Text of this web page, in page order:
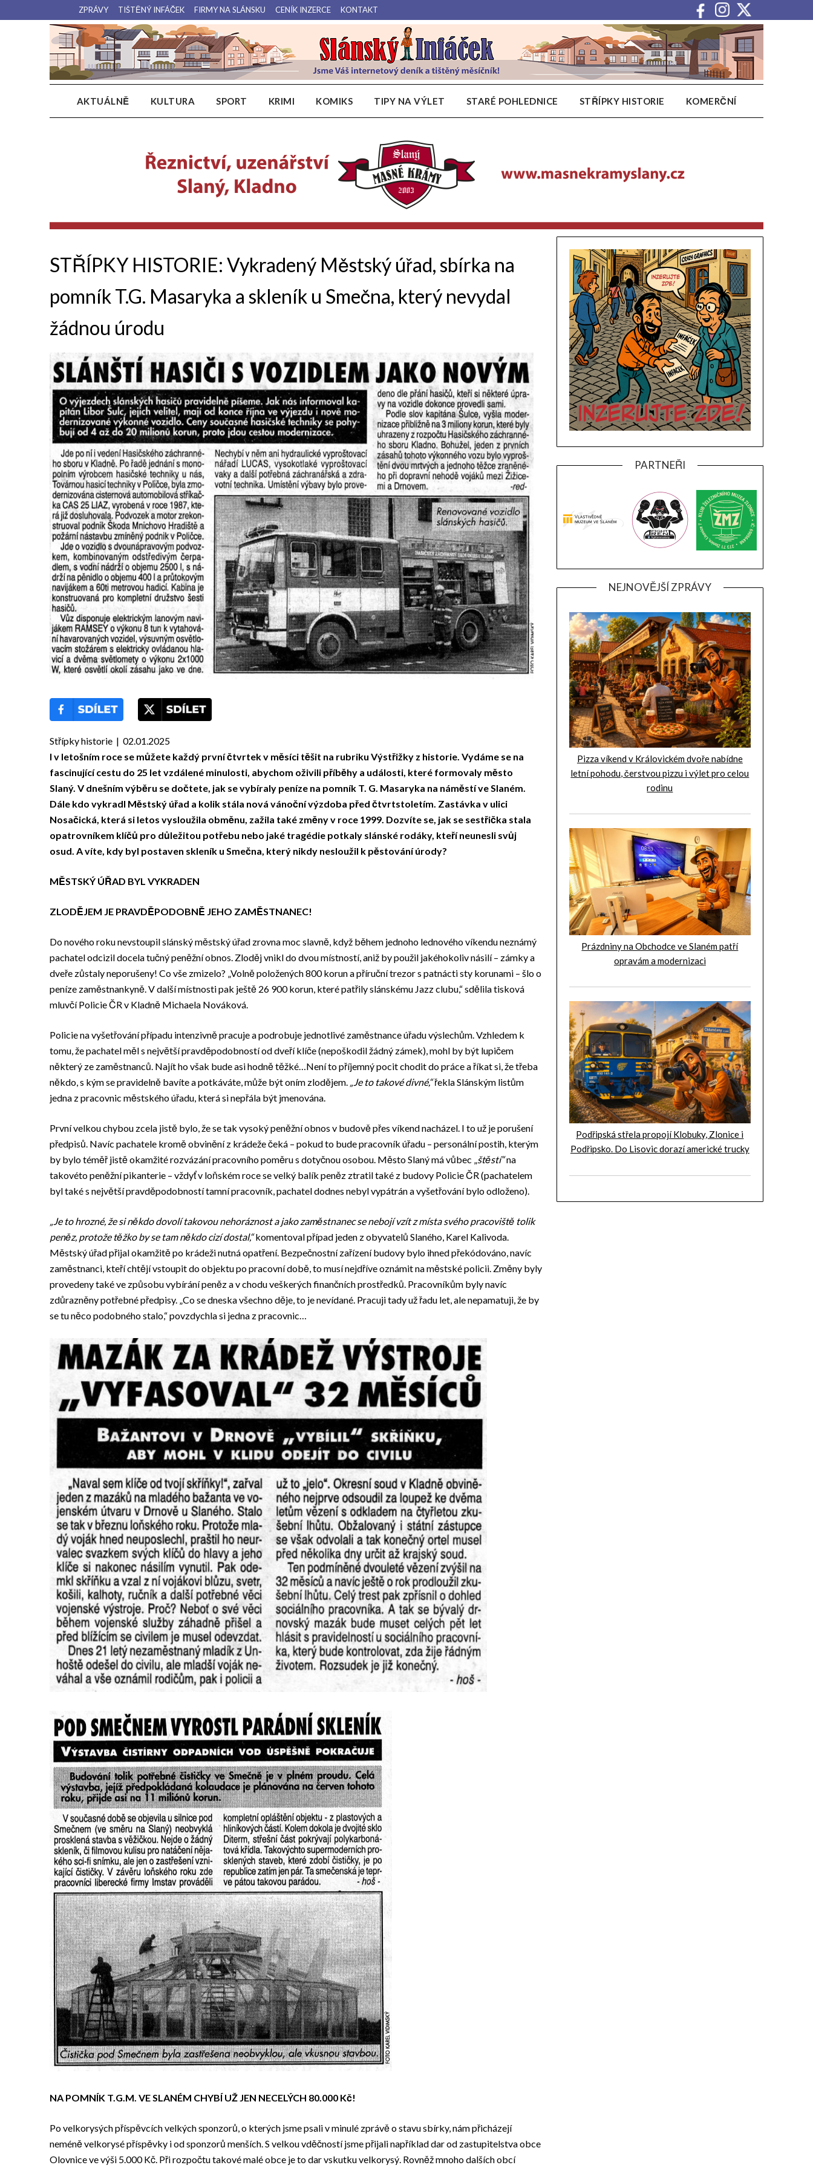
na
ZPRÁVY TIŠTĚNÝ INFÁČEK FIRMY NA SLÁNSKU CENÍK INZERCE KONTAKT
Slánský Infáček
Váš internetový deník a tištěný měsíčník pro Slánsko, Kladensko a Lounsko.
AKTUÁLNĚ KULTURA SPORT KRIMI KOMIKS TIPY NA VÝLET STARÉ POHLEDNICE STŘÍPKY HISTORIE KOMERČNÍ
STŘÍPKY HISTORIE: Vykradený Městský úřad, sbírka na
pomník T.G. Masaryka a skleník u Smečna, který nevydal
žádnou úrodu
Střípky historie | 02.01.2025
I v letošním roce se můžete každý první čtvrtek v měsíci těšit na rubriku Výstřižky z historie. Vydáme se na
fascinující cestu do 25 let vzdálené minulosti, abychom oživili příběhy a události, které formovaly město
Slaný. V dnešním výběru se dočtete, jak se vybíraly peníze na pomník T. G. Masaryka na náměstí ve Slaném.
Dále kdo vykradl Městský úřad a kolik stála nová vánoční výzdoba před čtvrtstoletím. Zastávka v ulici
Nosačická, která si letos vysloužila obměnu, zažila také změny v roce 1999. Dozvíte se, jak se sestřička stala
opatrovníkem klíčů pro důležitou potřebu nebo jaké tragédie potkaly slánské rodáky, kteří neunesli svůj
osud. A víte, kdy byl postaven skleník u Smečna, který nikdy nesloužil k pěstování úrody?
MĚSTSKÝ ÚŘAD BYL VYKRADEN
ZLODĚJEM JE PRAVDĚPODOBNĚ JEHO ZAMĚSTNANEC!
Do nového roku nevstoupil slánský městský úřad zrovna moc slavně, když během jednoho lednového víkendu neznámý
pachatel odcizil docela tučný peněžní obnos. Zloděj vnikl do dvou místností, aniž by použil jakéhokoliv násilí – zámky a
dveře zůstaly neporušeny! Co vše zmizelo? „Volně položených 800 korun a příruční trezor s patnácti sty korunami – šlo o
peníze zaměstnankyně. V další místnosti pak ještě 26 900 korun, které patřily slánskému Jazz clubu,“ sdělila tisková
mluvčí Policie ČR v Kladně Michaela Nováková.
Policie na vyšetřování případu intenzivně pracuje a podrobuje jednotlivé zaměstnance úřadu výslechům. Vzhledem k
tomu, že pachatel měl s největší pravděpodobností od dveří klíče (nepoškodil žádný zámek), mohl by být lupičem
některý ze zaměstnanců. Najít ho však bude asi hodně těžké…Není to příjemný pocit chodit do práce a říkat si, že třeba
někdo, s kým se pravidelně bavíte a potkáváte, může být oním zlodějem. „Je to takové divné,“řekla Slánským listům
jedna z pracovnic městského úřadu, která si nepřála být jmenována.
První velkou chybou zcela jistě bylo, že se tak vysoký peněžní obnos v budově přes víkend nacházel. I to už je porušení
předpisů. Navíc pachatele kromě obvinění z krádeže čeká – pokud to bude pracovník úřadu – personální postih, kterým
by bylo téměř jistě okamžité rozvázání pracovního poměru s dotyčnou osobou. Město Slaný má vůbec „štěstí“na
takovéto peněžní pikanterie – vždyť v loňském roce se velký balík peněz ztratil také z budovy Policie ČR (pachatelem
byl také s největší pravděpodobností tamní pracovník, pachatel dodnes nebyl vypátrán a vyšetřování bylo odloženo).
„Je to hrozné, že si někdo dovolí takovou nehoráznost a jako zaměstnanec se nebojí vzít z místa svého pracoviště tolik
peněz, protože těžko by se tam někdo cizí dostal,“komentoval případ jeden z obyvatelů Slaného, Karel Kalivoda.
Městský úřad přijal okamžitě po krádeži nutná opatření. Bezpečnostní zařízení budovy bylo ihned překódováno, navíc
zaměstnanci, kteří chtějí vstoupit do objektu po pracovní době, to musí nejdříve oznámit na městské policii. Změny byly
provedeny také ve způsobu vybírání peněz a v chodu veškerých finančních prostředků. Pracovníkům byly navíc
zdůrazněny potřebné předpisy. „Co se dneska všechno děje, to je nevídané. Pracuji tady už řadu let, ale nepamatuji, že by
se tu něco podobného stalo,“ povzdychla si jedna z pracovnic…
NA POMNÍK T.G.M. VE SLANÉM CHYBÍ UŽ JEN NECELÝCH 80.000 Kč!
Po velkorysých příspěvcích velkých sponzorů, o kterých jsme psali v minulé zprávě o stavu sbírky, nám přicházejí
neméně velkorysé příspěvky i od sponzorů menších. S velkou vděčností jsme přijali například dar od zastupitelstva obce
Olovnice ve výši 5.000 Kč. Při rozpočtu takové malé obce je to dar vskutku velkorysý. Rovněž mnoho dalších obcí
PARTNEŘI
NEJNOVĚJŠÍ ZPRÁVY
Pizza víkend v Královickém dvoře nabídne
letní pohodu, čerstvou pizzu i výlet pro celou
rodinu
Prázdniny na Obchodce ve Slaném patří
opravám a modernizaci
Podřipská střela propojí Klobuky, Zlonice i
Podřipsko. Do Lisovic dorazí americké trucky